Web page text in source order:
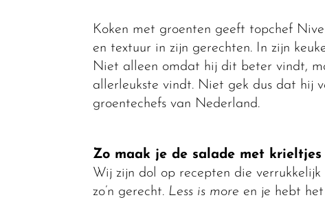
Koken met groenten geeft topchef
en textuur in zijn gerechten. In zijn
Niet alleen omdat hij dit beter vindt,
allerleukste vindt. Niet gek dus dat hij
groentechefs van Nederland.
Zo maak je de salade met krieltjes
Wij zijn dol op recepten die
zo’n gerecht. Less is more en je hebt